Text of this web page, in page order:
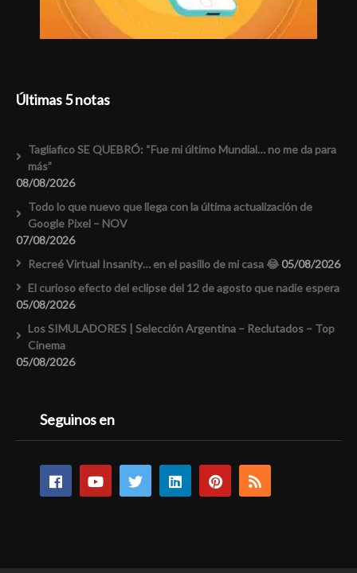
Últimas 5 notas
Tagliafico SE QUEBRÓ: “Fue mi último Mundial… no me da para
más”
08/08/2026
Todo lo que nuevo que llega con la última actualización de
Google Pixel – NOV
07/08/2026
Recreé Virtual Insanity… en el pasillo de mi casa 😂05/08/2026
El curioso efecto del eclipse del 12 de agosto que nadie espera
05/08/2026
Los SIMULADORES | Selección Argentina – Reclutados – Top
Cinema
05/08/2026
Seguinos en